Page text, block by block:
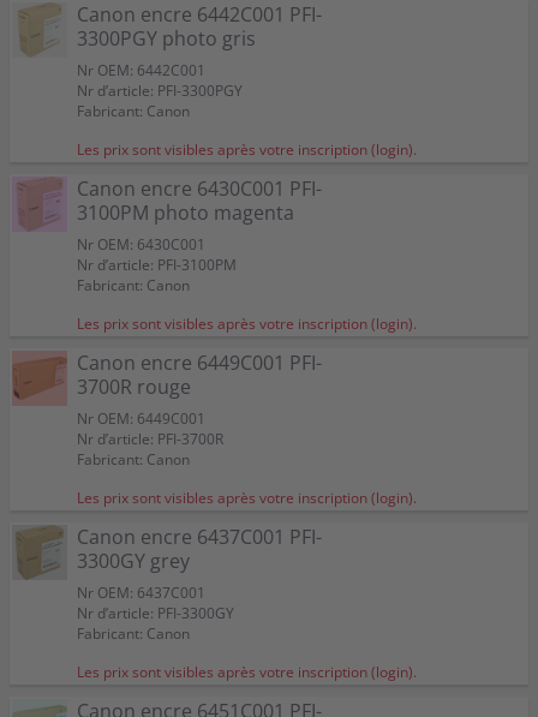
Canon encre 6442C001 PFI-
3300PGY photo gris
Nr OEM: 6442C001
Nr d’article: PFI-3300PGY
Fabricant: Canon
Les prix sont visibles après votre inscription (login).
Canon encre 6430C001 PFI-
3100PM photo magenta
Nr OEM: 6430C001
Nr d’article: PFI-3100PM
Fabricant: Canon
Les prix sont visibles après votre inscription (login).
Canon encre 6449C001 PFI-
3700R rouge
Nr OEM: 6449C001
Nr d’article: PFI-3700R
Fabricant: Canon
Les prix sont visibles après votre inscription (login).
Canon encre 6437C001 PFI-
3300GY grey
Nr OEM: 6437C001
Nr d’article: PFI-3300GY
Fabricant: Canon
Les prix sont visibles après votre inscription (login).
Canon encre 6451C001 PFI-